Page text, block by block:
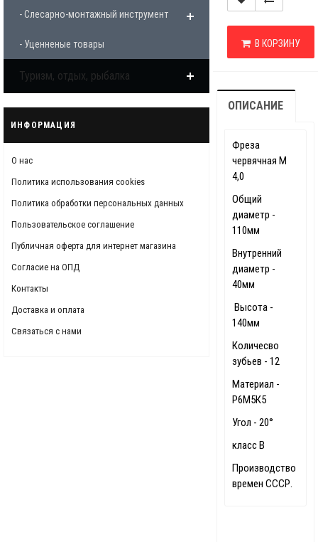
- Слесарно-монтажный инструмент
- Уценненые товары
Туризм, отдых, рыбалка
ИНФОРМАЦИЯ
О нас
Политика использования cookies
Политика обработки персональных данных
Пользовательское соглашение
Публичная оферта для интернет магазина
Согласие на ОПД
Контакты
Доставка и оплата
Связаться с нами
В КОРЗИНУ
ОПИСАНИЕ
Фреза
червячная М
4,0
Общий
диаметр -
110мм
Внутренний
диаметр -
40мм
Высота -
140мм
Количесво
зубьев - 12
Материал -
Р6М5К5
Угол - 20°
класс В
Производство
времен СССР.